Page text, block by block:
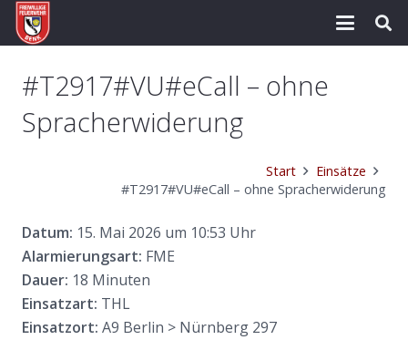
#T2917#VU#eCall – ohne
Spracherwiderung
Start
Einsätze
#T2917#VU#eCall – ohne Spracherwiderung
Datum: 15. Mai 2026 um 10:53 Uhr
Alarmierungsart: FME
Dauer: 18 Minuten
Einsatzart: THL
Einsatzort: A9 Berlin > Nürnberg 297